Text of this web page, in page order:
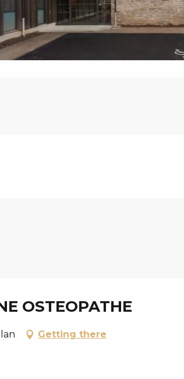
OSTEOPATHE
Getting there